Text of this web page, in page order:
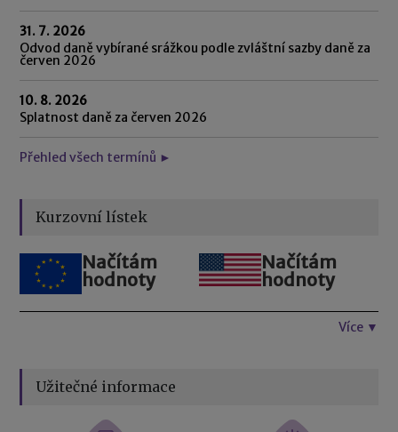
31. 7. 2026
Odvod daně vybírané srážkou podle zvláštní sazby daně za
červen 2026
10. 8. 2026
Splatnost daně za červen 2026
Přehled všech termínů ►
Kurzovní lístek
Načítám
hodnoty
Načítám
hodnoty
Více ▼
Užitečné informace